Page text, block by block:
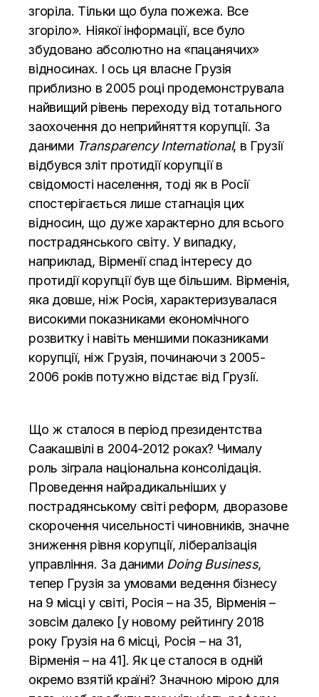
згоріла. Тільки що була пожежа. Все
згоріло». Ніякої інформації, все було
збудовано абсолютно на «пацанячих»
відносинах. І ось ця власне Грузія
приблизно в 2005 році продемонструвала
найвищий рівень переходу від тотального
заохочення до неприйняття корупції. За
даними Transparency International, в Грузії
відбувся зліт протидії корупції в
свідомості населення, тоді як в Росії
спостерігається лише стагнація цих
відносин, що дуже характерно для всього
пострадянського світу. У випадку,
наприклад, Вірменії спад інтересу до
протидії корупції був ще більшим. Вірменія,
яка довше, ніж Росія, характеризувалася
високими показниками економічного
розвитку і навіть меншими показниками
корупції, ніж Грузія, починаючи з 2005-
2006 років потужно відстає від Грузії.
Що ж сталося в період президентства
Саакашвілі в 2004-2012 роках? Чималу
роль зіграла національна консолідація.
Проведення найрадикальніших у
пострадянському світі реформ, дворазове
скорочення чисельності чиновників, значне
зниження рівня корупції, лібералізація
управління. За даними Doing Business,
тепер Грузія за умовами ведення бізнесу
на 9 місці у світі, Росія – на 35, Вірменія –
зовсім далеко [у новому рейтингу 2018
року Грузія на 6 місці, Росія – на 31,
Вірменія – на 41]. Як це сталося в одній
окремо взятій країні? Значною мірою для